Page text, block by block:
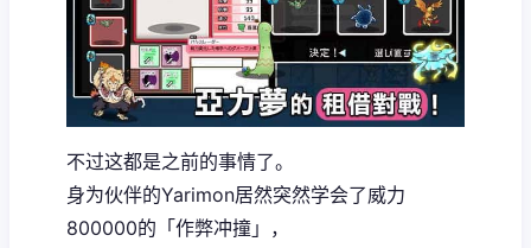
不过这都是之前的事情了。
身为伙伴的Yarimon居然突然学会了威力
800000的「作弊冲撞」，